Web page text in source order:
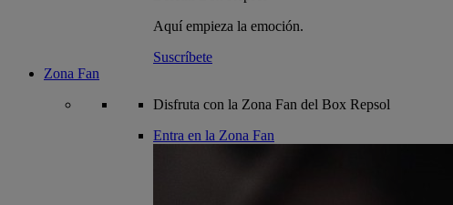
Aquí empieza la emoción.
Suscríbete
Zona Fan
Disfruta con la Zona Fan del Box Repsol
Entra en la Zona Fan